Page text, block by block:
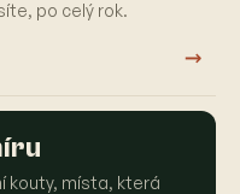
po celý rok.
→
kouty, místa, která